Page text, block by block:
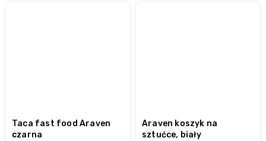
Taca fast food Araven
czarna
Araven koszyk na
sztućce, biały